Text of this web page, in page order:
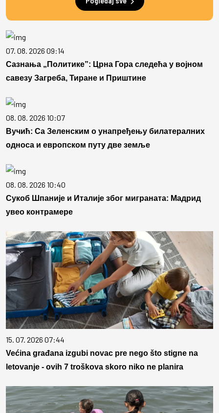
07. 08. 2026 09:14
Сазнања „Политике”: Црна Гора следећа у војном
савезу Загреба, Тиране и Приштине
08. 08. 2026 10:07
Вучић: Са Зеленским о унапређењу билатералних
односа и европском путу две земље
08. 08. 2026 10:40
Сукоб Шпаније и Италије због миграната: Мадрид
увео контрамере
15. 07. 2026 07:44
Većina građana izgubi novac pre nego što stigne na
letovanje - ovih 7 troškova skoro niko ne planira